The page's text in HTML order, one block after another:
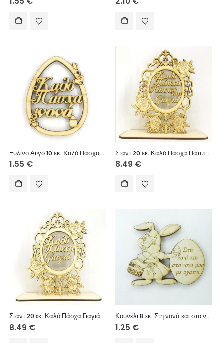
Ξύλινο Αυγό 10 εκ. Καλό Πάσχα νονά
1.55 €
Σταντ 20 εκ. Καλό Πάσχα Παππού και Γιαγιά
8.49 €
Σταντ 20 εκ. Καλό Πάσχα Γιαγιά
8.49 €
Κουνέλι 8 εκ. Στη νονά και στο νονό μου με αγάπη (κορίτσι)
1.25 €